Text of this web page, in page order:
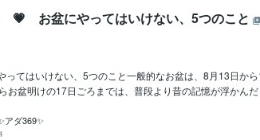
💗 お盆にやってはいけない、5つのこと
ってはいけない、5つのこと一般的なお盆は、8月13日か
お盆明けの17日ごろまでは、普段より昔の記憶が浮かん
アダ369✨